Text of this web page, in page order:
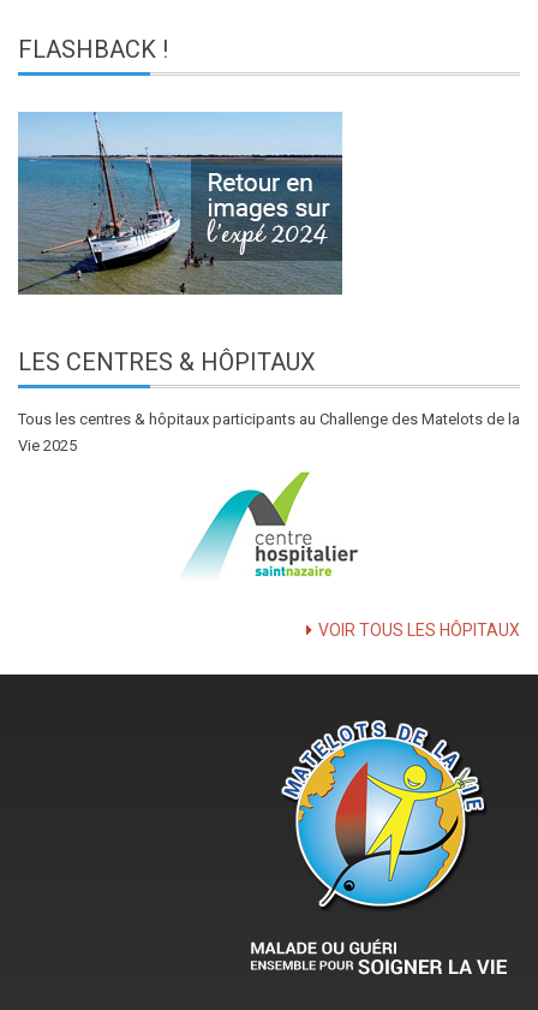
FLASHBACK !
LES CENTRES & HÔPITAUX
Tous les centres & hôpitaux participants au Challenge des Matelots de la
Vie 2025
VOIR TOUS LES HÔPITAUX